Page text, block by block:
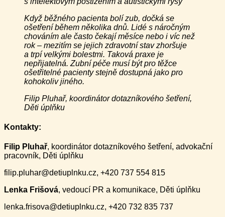
Když běžného pacienta bolí zub, dočká se
ošetření během několika dnů. Lidé s náročným
chováním ale často čekají měsíce nebo i víc než
rok – mezitím se jejich zdravotní stav zhoršuje
a trpí velkými bolestmi. Taková praxe je
nepřijatelná. Zubní péče musí být pro těžce
ošetřitelné pacienty stejně dostupná jako pro
kohokoliv jiného.
Filip Pluhař, koordinátor dotazníkového šetření,
Děti úplňku
Kontakty:
Filip Pluhař, koordinátor dotazníkového šetření, advokační
pracovník, Děti úplňku
filip.pluhar@detiuplnku.cz, +420 737 554 815
Lenka Frišová, vedoucí PR a komunikace, Děti úplňku
lenka.frisova@detiuplnku.cz, +420 732 835 737